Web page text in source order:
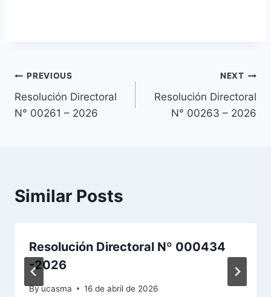
Navegación
de
PREVIOUS
Resolución Directoral
N° 00261 – 2026
NEXT
Resolución Directoral
N° 00263 – 2026
Similar Posts
Resolución Directoral Nº 000434
-2026
Byucasma 16 de abril de 2026